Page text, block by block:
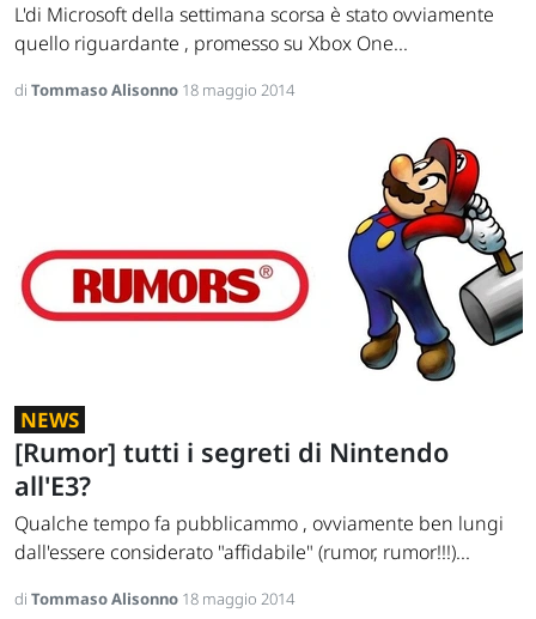
L'di Microsoft della settimana scorsa è stato ovviamente
quello riguardante , promesso su Xbox One...
di Tommaso Alisonno 18 maggio 2014
NEWS
[Rumor] tutti i segreti di Nintendo
all'E3?
Qualche tempo fa pubblicammo , ovviamente ben lungi
dall'essere considerato "affidabile" (rumor, rumor!!!)...
di Tommaso Alisonno 18 maggio 2014